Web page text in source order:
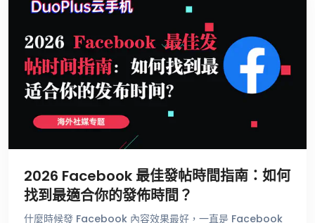
2026 Facebook 最佳發帖時間指南：如何
找到最適合你的發佈時間？
什麼時候發 Facebook 內容效果最好，一直是 Facebook